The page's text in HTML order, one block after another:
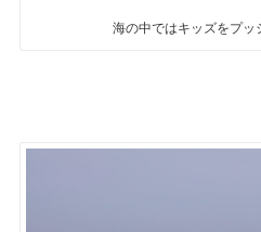
海の中ではキッズをプッ